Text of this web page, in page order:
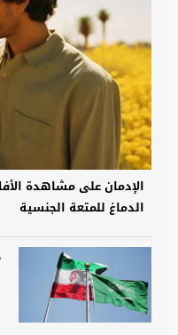
الإدمان على مشاهدة
الدماغ للمتعة الجنسية